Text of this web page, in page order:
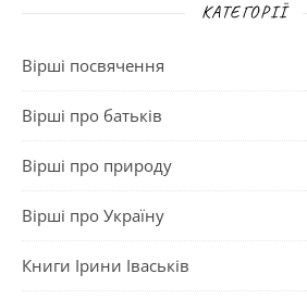
КАТЕГОРІЇ
Вірші посвячення
Вірші про батьків
Вірші про природу
Вірші про Україну
Книги Ірини Іваськів